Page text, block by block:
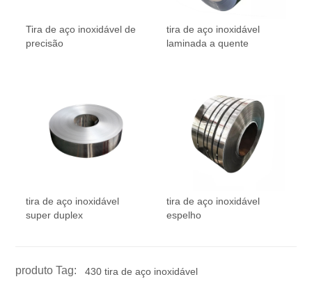
Tira de aço inoxidável de
precisão
tira de aço inoxidável
laminada a quente
tira de aço inoxidável
super duplex
tira de aço inoxidável
espelho
produto Tag:
430 tira de aço inoxidável